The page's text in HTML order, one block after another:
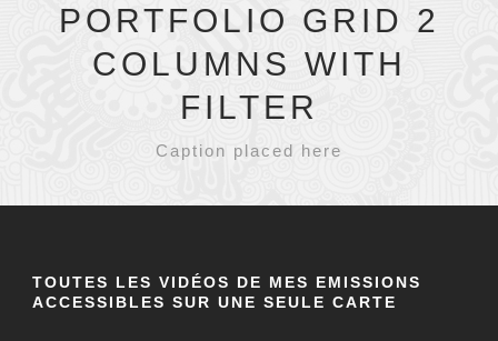
PORTFOLIO GRID 2
COLUMNS WITH
FILTER
Caption placed here
TOUTES LES VIDÉOS DE MES EMISSIONS
ACCESSIBLES SUR UNE SEULE CARTE